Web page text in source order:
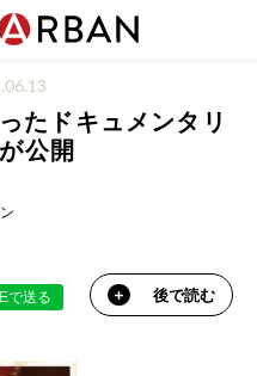
たドキュメンタリ
公開
で送る 後で読む